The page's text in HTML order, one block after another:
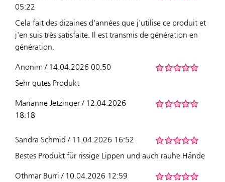
05:22
Cela fait des dizaines d'années que j'utilise ce produit et
j'en suis très satisfaite. Il est transmis de génération en
génération.
Anonim / 14.04.2026 00:50
Sehr gutes Produkt
Marianne Jetzinger / 12.04.2026
18:18
Sandra Schmid / 11.04.2026 16:52
Bestes Produkt für rissige Lippen und auch rauhe Hände
Othmar Burri / 10.04.2026 12:59